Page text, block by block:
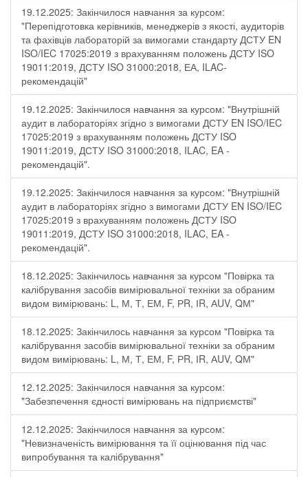
19.12.2025: Закінчилося навчання за курсом:
"Перепідготовка керівників, менеджерів з якості, аудиторів
та фахівців лабораторій за вимогами стандарту ДСТУ EN
ISO/IEC 17025:2019 з врахуванням положень ДСТУ ISO
19011:2019, ДСТУ ISO 31000:2018, ЕА, ILAC-
рекомендацій"
19.12.2025: Закінчилося навчання за курсом: "Внутрішній
аудит в лабораторіях згідно з вимогами ДСТУ EN ISO/IEC
17025:2019 з врахуванням положень ДСТУ ISO
19011:2019, ДСТУ ISO 31000:2018, ILAC, EA -
рекомендацій".
19.12.2025: Закінчилося навчання за курсом: "Внутрішній
аудит в лабораторіях згідно з вимогами ДСТУ EN ISO/IEC
17025:2019 з врахуванням положень ДСТУ ISO
19011:2019, ДСТУ ISO 31000:2018, ILAC, EA -
рекомендацій".
18.12.2025: Закінчилось навчання за курсом "Повірка та
калібрування засобів вимірювальної техніки за обраним
видом вимірювань: L, М, Т, ЕМ, F, РR, ІR, АUV, QМ"
18.12.2025: Закінчилось навчання за курсом "Повірка та
калібрування засобів вимірювальної техніки за обраним
видом вимірювань: L, М, Т, ЕМ, F, РR, ІR, АUV, QМ"
12.12.2025: Закінчилося навчання за курсом:
"Забезпечення єдності вимірювань на підприємстві"
12.12.2025: Закінчилося навчання за курсом:
"Невизначеність вимірювання та її оцінювання під час
випробування та калібрування"